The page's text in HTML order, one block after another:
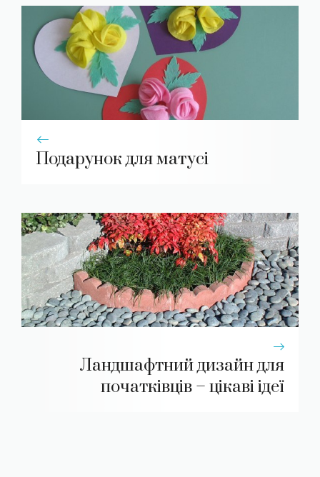
Подарунок для матусі
Ландшафтний дизайн для
початківців – цікаві ідеї